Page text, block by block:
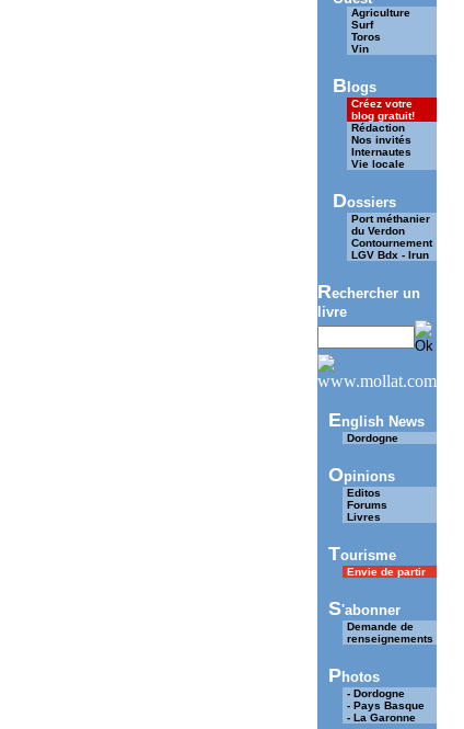
Agriculture
Surf
Toros
Vin
B logs
Créez votre
blog gratuit!
Rédaction
Nos invités
Internautes
Vie locale
Dossiers
Port méthanier
du Verdon
Contournement
LGV Bdx - Irun
Rechercher un
livre
English News
Dordogne
Opinions
Editos
Forums
Livres
Tourisme
Envie de partir
S'abonner
Demande de
renseignements
Photos
- Dordogne
- Pays Basque
- La Garonne